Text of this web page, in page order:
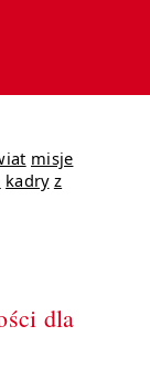
misje
kadry z
dla